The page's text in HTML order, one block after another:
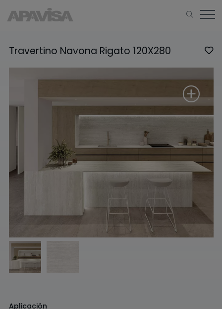
Travertino Navona Rigato 120X280
Aplicación